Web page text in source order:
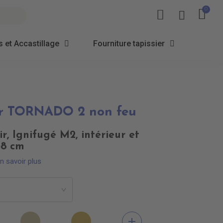
et Accastillage Fourniture tapissier
2 non feu
Ignifugé M2, intérieur et
cm
savoir plus
>